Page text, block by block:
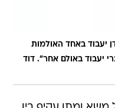
יעבוד באחד האולמות
יעבוד באולם אחר". דוד